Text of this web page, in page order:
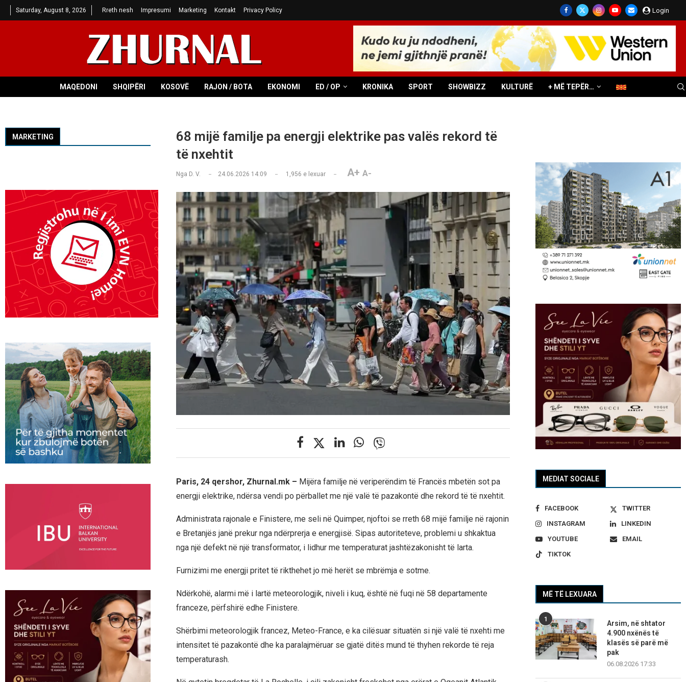
Saturday, August 8, 2026 Rreth nesh Impresumi Marketing Kontakt Privacy Policy Login
MAQEDONI SHQIPËRI KOSOVË RAJON / BOTA EKONOMI ED / OP KRONIKA SPORT SHOWBIZZ KULTURË + MË TEPËR…
68 mijë familje pa energji elektrike pas valës rekord të
të nxehtit
Nga D. V. 24.06.2026 14:09 1,956 e lexuar A+ A-
Paris, 24 qershor, Zhurnal.mk – Mijëra familje në veriperëndim të Francës mbetën sot pa
energji elektrike, ndërsa vendi po përballet me një valë të pazakontë dhe rekord të të nxehtit.
Administrata rajonale e Finistere, me seli në Quimper, njoftoi se rreth 68 mijë familje në rajonin
e Bretanjës janë prekur nga ndërprerja e energjisë. Sipas autoriteteve, problemi u shkaktua
nga një defekt në një transformator, i lidhur me temperaturat jashtëzakonisht të larta.
Furnizimi me energji pritet të rikthehet jo më herët se mbrëmja e sotme.
Ndërkohë, alarmi më i lartë meteorologjik, niveli i kuq, është në fuqi në 58 departamente
franceze, përfshirë edhe Finistere.
Shërbimi meteorologjik francez, Meteo-France, e ka cilësuar situatën si një valë të nxehti me
intensitet të pazakontë dhe ka paralajmëruar se gjatë ditës mund të thyhen rekorde të reja
temperaturash.
MEDIAT SOCIALE
FACEBOOK
TWITTER
INSTAGRAM
LINKEDIN
YOUTUBE
EMAIL
TIKTOK
MË TË LEXUARA
1
Arsim, në shtator
4.900 nxënës të
klasës së parë më
pak
06.08.2026 17:33
MARKETING